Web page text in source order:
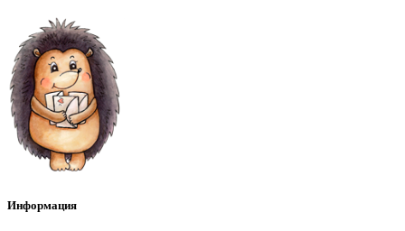
Информация